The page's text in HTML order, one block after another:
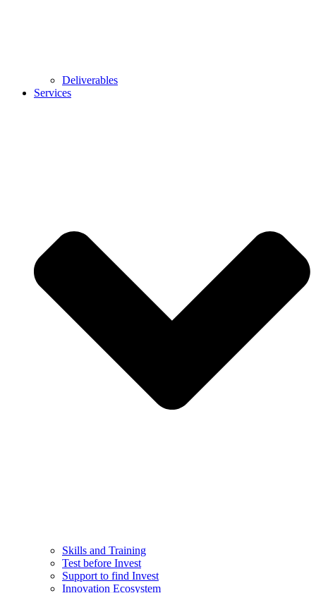
Deliverables
Services
Skills and Training
Test before Invest
Support to find Invest
Innovation Ecosystem